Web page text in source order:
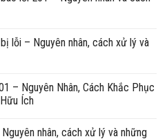
lỗi – Nguyên nhân, cách xử lý và
– Nguyên Nhân, Cách Khắc Phục
Ích
nhân, cách xử lý và những